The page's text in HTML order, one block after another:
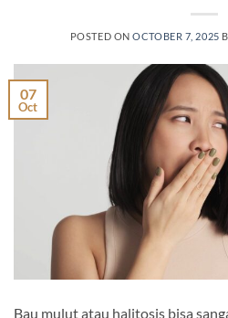
POSTED ONOCTOBER 7, 2025
07
Oct
Bau mulut atau halitosis bisa